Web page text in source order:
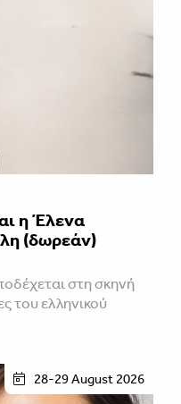
η Έλενα
(δωρεάν)
στη σκηνή
του ελληνικού
28-29 August 2026